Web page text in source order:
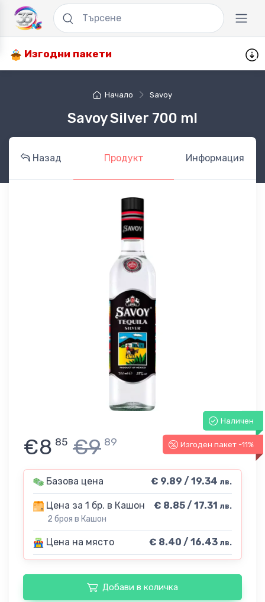
Изгодни пакети
Начало Savoy
Savoy Silver 700 ml
Назад Продукт Информация
Наличен
Изгоден пакет -11%
€8 85 €9 89
Базова цена € 9.89 / 19.34 лв.
Цена за 1 бр. в Кашон
2 броя в Кашон
€ 8.85 / 17.31 лв.
Цена на място € 8.40 / 16.43 лв.
Добави в количка